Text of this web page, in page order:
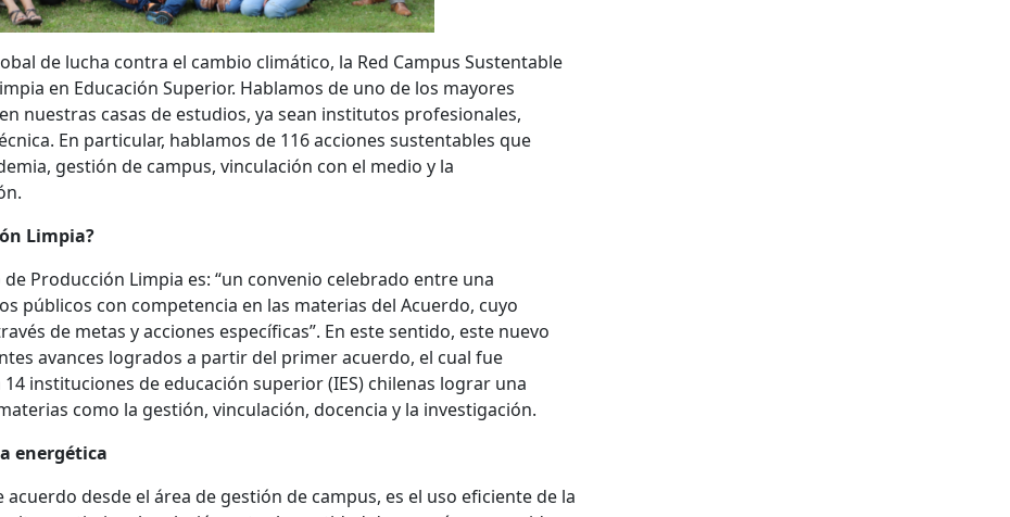
de lucha contra el cambio climático, la Red Campus Sustentable
en Educación Superior. Hablamos de uno de los mayores
nuestras casas de estudios, ya sean institutos profesionales,
En particular, hablamos de 116 acciones sustentables que
gestión de campus, vinculación con el medio y la
Limpia?
Producción Limpia es: “un convenio celebrado entre una
públicos con competencia en las materias del Acuerdo, cuyo
de metas y acciones específicas”. En este sentido, este nuevo
avances logrados a partir del primer acuerdo, el cual fue
instituciones de educación superior (IES) chilenas lograr una
como la gestión, vinculación, docencia y la investigación.
energética
desde el área de gestión de campus, es el uso eficiente de la